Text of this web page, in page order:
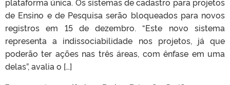
de Ensino e de Pesquisa serão bloqueados para novos
registros em 15 de dezembro. “Este novo sistema
representa a indissociabilidade nos projetos, já que
poderão ter ações nas três áreas, com ênfase em uma
delas”, avalia o […]